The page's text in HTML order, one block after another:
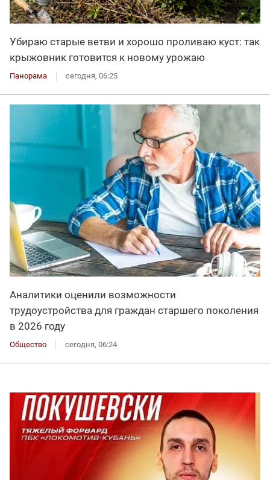
Убираю старые ветви и хорошо проливаю куст: так
крыжовник готовится к новому урожаю
Панорама сегодня, 06:25
Аналитики оценили возможности
трудоустройства для граждан старшего поколения
в 2026 году
Общество сегодня, 06:24